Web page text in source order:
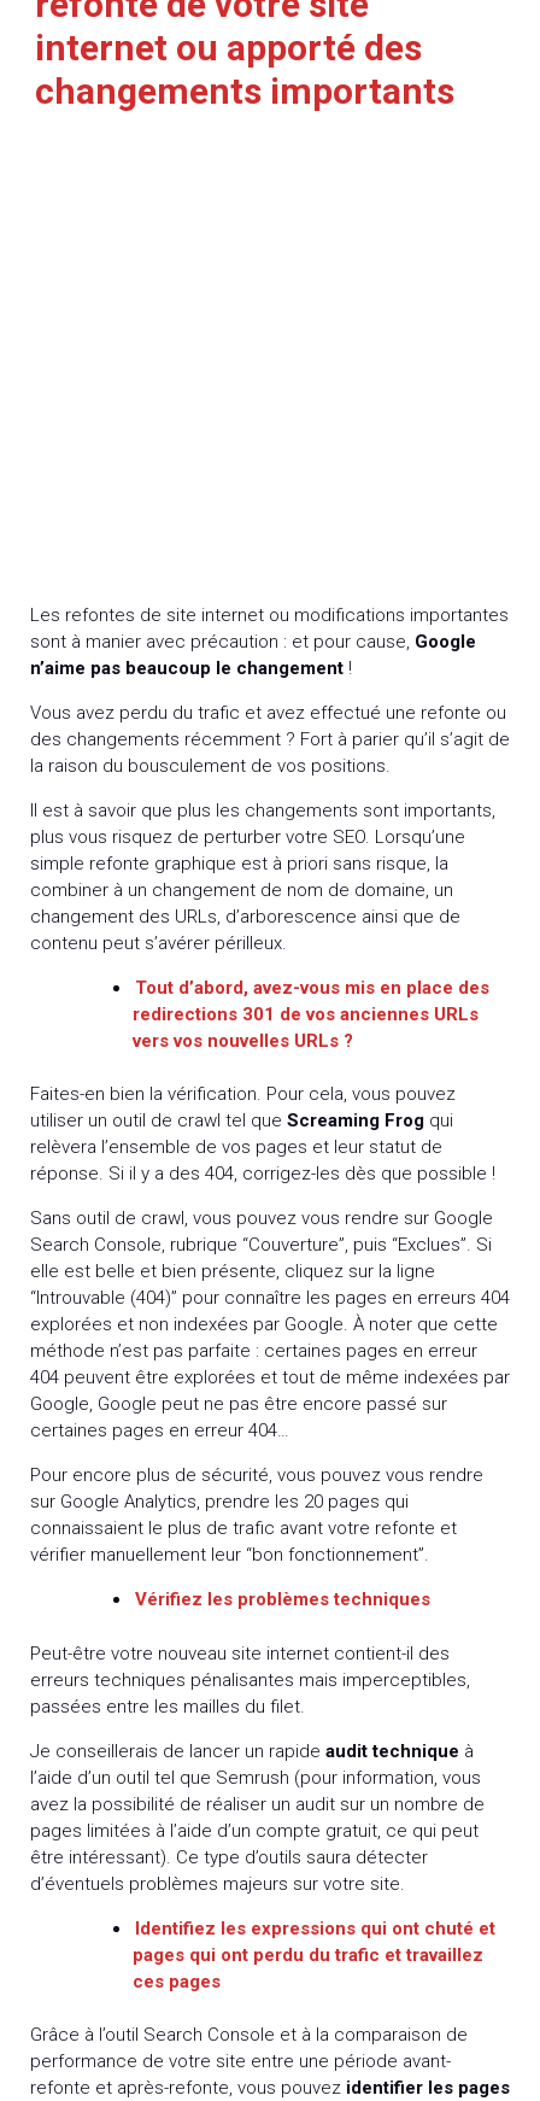
internet ou apporté des
changements importants
Les refontes de site internet ou modifications importantes
sont à manier avec précaution : et pour cause, Google
n’aime pas beaucoup le changement !
Vous avez perdu du trafic et avez effectué une refonte ou
des changements récemment ? Fort à parier qu’il s’agit de
la raison du bousculement de vos positions.
Il est à savoir que plus les changements sont importants,
plus vous risquez de perturber votre SEO. Lorsqu’une
simple refonte graphique est à priori sans risque, la
combiner à un changement de nom de domaine, un
changement des URLs, d’arborescence ainsi que de
contenu peut s’avérer périlleux.
Tout d’abord, avez-vous mis en place des
redirections 301 de vos anciennes URLs
vers vos nouvelles URLs ?
Faites-en bien la vérification. Pour cela, vous pouvez
utiliser un outil de crawl tel que Screaming Frog qui
relèvera l’ensemble de vos pages et leur statut de
réponse. Si il y a des 404, corrigez-les dès que possible !
Sans outil de crawl, vous pouvez vous rendre sur Google
Search Console, rubrique “Couverture”, puis “Exclues”. Si
elle est belle et bien présente, cliquez sur la ligne
“Introuvable (404)” pour connaître les pages en erreurs 404
explorées et non indexées par Google. À noter que cette
méthode n’est pas parfaite : certaines pages en erreur
404 peuvent être explorées et tout de même indexées par
Google, Google peut ne pas être encore passé sur
certaines pages en erreur 404…
Pour encore plus de sécurité, vous pouvez vous rendre
sur Google Analytics, prendre les 20 pages qui
connaissaient le plus de trafic avant votre refonte et
vérifier manuellement leur “bon fonctionnement”.
Vérifiez les problèmes techniques
Peut-être votre nouveau site internet contient-il des
erreurs techniques pénalisantes mais imperceptibles,
passées entre les mailles du filet.
Je conseillerais de lancer un rapide audit technique à
l’aide d’un outil tel que Semrush (pour information, vous
avez la possibilité de réaliser un audit sur un nombre de
pages limitées à l’aide d’un compte gratuit, ce qui peut
être intéressant). Ce type d’outils saura détecter
d’éventuels problèmes majeurs sur votre site.
Identifiez les expressions qui ont chuté et
pages qui ont perdu du trafic et travaillez
ces pages
Grâce à l’outil Search Console et à la comparaison de
performance de votre site entre une période avant-
refonte et après-refonte, vous pouvez identifier les pages